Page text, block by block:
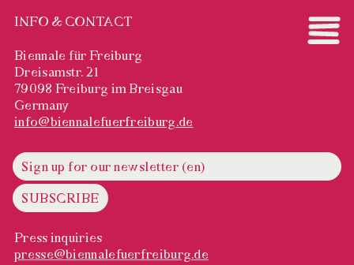
INFO & CONTACT
Biennale für Freiburg
Dreisamstr. 21
79098 Freiburg im Breisgau
Germany
info@biennalefuerfreiburg.de
Press inquiries
presse@biennalefuerfreiburg.de